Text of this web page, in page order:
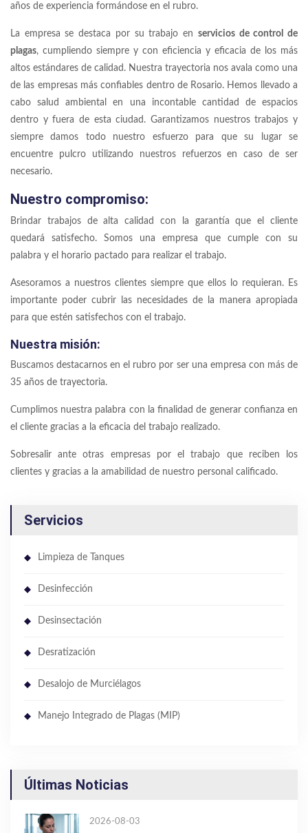
años de experiencia formándose en el rubro.
La empresa se destaca por su trabajo en servicios de control de
plagas, cumpliendo siempre y con eficiencia y eficacia de los más
altos estándares de calidad. Nuestra trayectoria nos avala como una
de las empresas más confiables dentro de Rosario. Hemos llevado a
cabo salud ambiental en una incontable cantidad de espacios
dentro y fuera de esta ciudad. Garantizamos nuestros trabajos y
siempre damos todo nuestro esfuerzo para que su lugar se
encuentre pulcro utilizando nuestros refuerzos en caso de ser
necesario.
Nuestro compromiso:
Brindar trabajos de alta calidad con la garantía que el cliente
quedará satisfecho. Somos una empresa que cumple con su
palabra y el horario pactado para realizar el trabajo.
Asesoramos a nuestros clientes siempre que ellos lo requieran. Es
importante poder cubrir las necesidades de la manera apropiada
para que estén satisfechos con el trabajo.
Nuestra misión:
Buscamos destacarnos en el rubro por ser una empresa con más de
35 años de trayectoria.
Cumplimos nuestra palabra con la finalidad de generar confianza en
el cliente gracias a la eficacia del trabajo realizado.
Sobresalir ante otras empresas por el trabajo que reciben los
clientes y gracias a la amabilidad de nuestro personal calificado.
Servicios
Limpieza de Tanques
Desinfección
Desinsectación
Desratización
Desalojo de Murciélagos
Manejo Integrado de Plagas (MIP)
Últimas Noticias
2026-08-03